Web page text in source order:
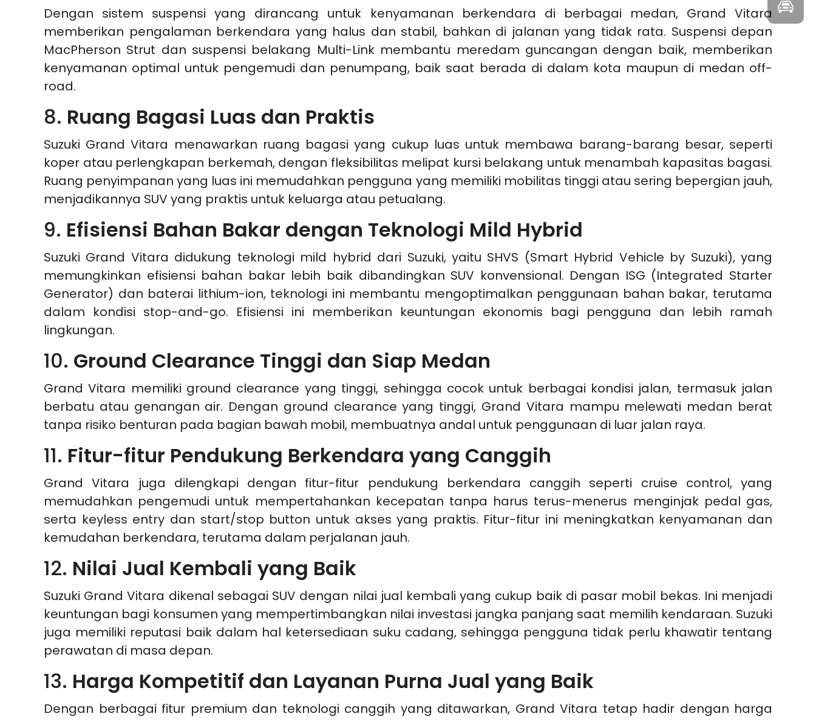
Dengan sistem suspensi yang dirancang untuk kenyamanan berkendara di berbagai medan, Grand Vitara
memberikan pengalaman berkendara yang halus dan stabil, bahkan di jalanan yang tidak rata. Suspensi depan
MacPherson Strut dan suspensi belakang Multi-Link membantu meredam guncangan dengan baik, memberikan
kenyamanan optimal untuk pengemudi dan penumpang, baik saat berada di dalam kota maupun di medan off-
road.
8. Ruang Bagasi Luas dan Praktis
Suzuki Grand Vitara menawarkan ruang bagasi yang cukup luas untuk membawa barang-barang besar, seperti
koper atau perlengkapan berkemah, dengan fleksibilitas melipat kursi belakang untuk menambah kapasitas bagasi.
Ruang penyimpanan yang luas ini memudahkan pengguna yang memiliki mobilitas tinggi atau sering bepergian jauh,
menjadikannya SUV yang praktis untuk keluarga atau petualang.
9. Efisiensi Bahan Bakar dengan Teknologi Mild Hybrid
Suzuki Grand Vitara didukung teknologi mild hybrid dari Suzuki, yaitu SHVS (Smart Hybrid Vehicle by Suzuki), yang
memungkinkan efisiensi bahan bakar lebih baik dibandingkan SUV konvensional. Dengan ISG (Integrated Starter
Generator) dan baterai lithium-ion, teknologi ini membantu mengoptimalkan penggunaan bahan bakar, terutama
dalam kondisi stop-and-go. Efisiensi ini memberikan keuntungan ekonomis bagi pengguna dan lebih ramah
lingkungan.
10. Ground Clearance Tinggi dan Siap Medan
Grand Vitara memiliki ground clearance yang tinggi, sehingga cocok untuk berbagai kondisi jalan, termasuk jalan
berbatu atau genangan air. Dengan ground clearance yang tinggi, Grand Vitara mampu melewati medan berat
tanpa risiko benturan pada bagian bawah mobil, membuatnya andal untuk penggunaan di luar jalan raya.
11. Fitur-fitur Pendukung Berkendara yang Canggih
Grand Vitara juga dilengkapi dengan fitur-fitur pendukung berkendara canggih seperti cruise control, yang
memudahkan pengemudi untuk mempertahankan kecepatan tanpa harus terus-menerus menginjak pedal gas,
serta keyless entry dan start/stop button untuk akses yang praktis. Fitur-fitur ini meningkatkan kenyamanan dan
kemudahan berkendara, terutama dalam perjalanan jauh.
12. Nilai Jual Kembali yang Baik
Suzuki Grand Vitara dikenal sebagai SUV dengan nilai jual kembali yang cukup baik di pasar mobil bekas. Ini menjadi
keuntungan bagi konsumen yang mempertimbangkan nilai investasi jangka panjang saat memilih kendaraan. Suzuki
juga memiliki reputasi baik dalam hal ketersediaan suku cadang, sehingga pengguna tidak perlu khawatir tentang
perawatan di masa depan.
13. Harga Kompetitif dan Layanan Purna Jual yang Baik
Dengan berbagai fitur premium dan teknologi canggih yang ditawarkan, Grand Vitara tetap hadir dengan harga